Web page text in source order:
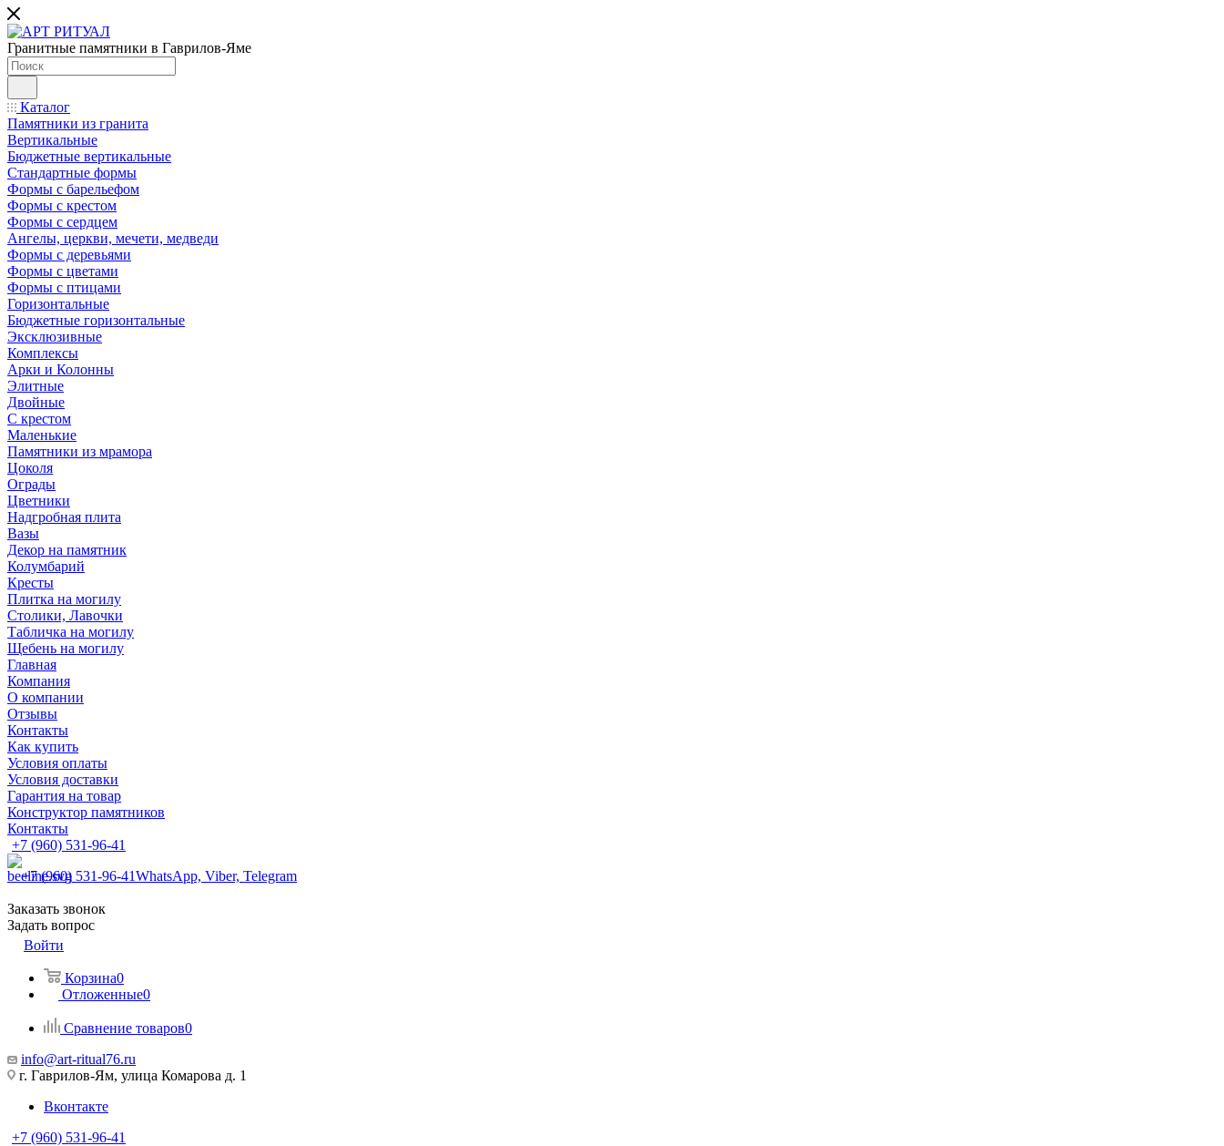
Гранитные памятники в Гаврилов-Яме
Каталог
Памятники из гранита
Вертикальные
Бюджетные вертикальные
Стандартные формы
Формы с барельефом
Формы с крестом
Формы с сердцем
Ангелы, церкви, мечети, медведи
Формы с деревьями
Формы с цветами
Формы с птицами
Горизонтальные
Бюджетные горизонтальные
Эксклюзивные
Комплексы
Арки и Колонны
Элитные
Двойные
С крестом
Маленькие
Памятники из мрамора
Цоколя
Ограды
Цветники
Надгробная плита
Вазы
Декор на памятник
Колумбарий
Кресты
Плитка на могилу
Столики, Лавочки
Табличка на могилу
Щебень на могилу
Главная
Компания
О компании
Отзывы
Контакты
Как купить
Условия оплаты
Условия доставки
Гарантия на товар
Конструктор памятников
Контакты
+7 (960) 531-96-41
+7 (960) 531-96-41WhatsApp, Viber, Telegram
Заказать звонок
Задать вопрос
Войти
Корзина0
Отложенные0
Сравнение товаров0
info@art-ritual76.ru
г. Гаврилов-Ям, улица Комарова д. 1
Вконтакте
+7 (960) 531-96-41